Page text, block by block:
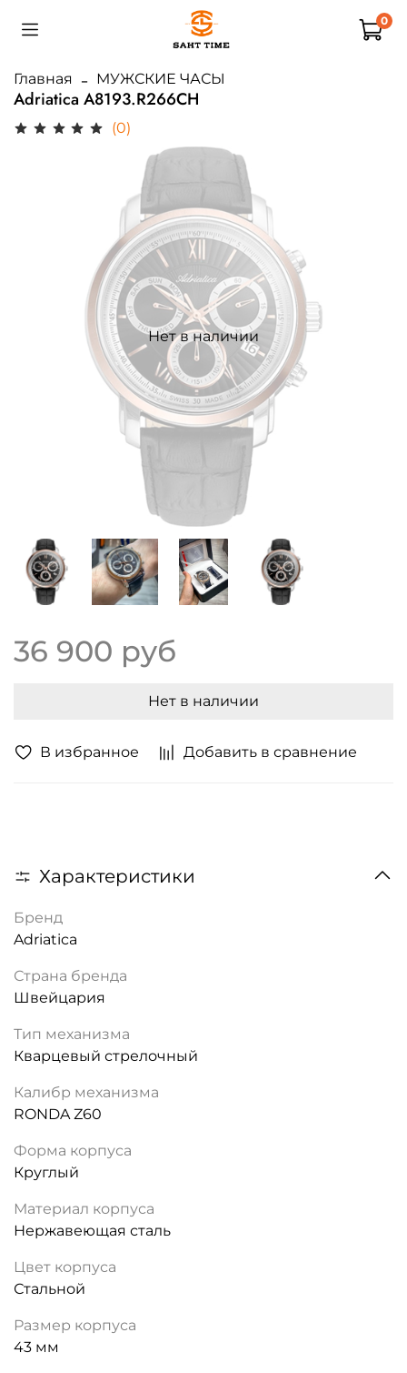
0
Главная МУЖСКИЕ ЧАСЫ
Adriatica A8193.R266CH
(0)
В избранное Добавить в сравнение
Нет в наличии
36 900 руб
Нет в наличии
Характеристики
Бренд
Adriatica
Страна бренда
Швейцария
Тип механизма
Кварцевый стрелочный
Калибр механизма
RONDA Z60
Форма корпуса
Круглый
Материал корпуса
Нержавеющая сталь
Цвет корпуса
Стальной
Размер корпуса
43 мм